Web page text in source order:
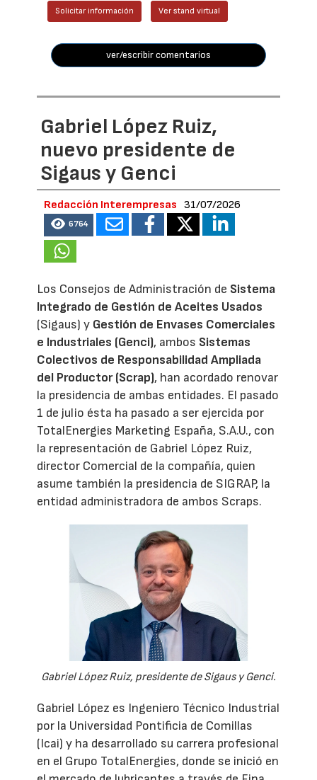
Solicitar información Ver stand virtual
ver/escribir comentarios
Gabriel López Ruiz,
nuevo presidente de
Sigaus y Genci
Redacción Interempresas 31/07/2026
6764
Los Consejos de Administración de Sistema
Integrado de Gestión de Aceites Usados
(Sigaus) y Gestión de Envases Comerciales
e Industriales (Genci), ambos Sistemas
Colectivos de Responsabilidad Ampliada
del Productor (Scrap), han acordado renovar
la presidencia de ambas entidades. El pasado
1 de julio ésta ha pasado a ser ejercida por
TotalEnergies Marketing España, S.A.U., con
la representación de Gabriel López Ruiz,
director Comercial de la compañía, quien
asume también la presidencia de SIGRAP, la
entidad administradora de ambos Scraps.
Gabriel López Ruiz, presidente de Sigaus y Genci.
Gabriel López es Ingeniero Técnico Industrial
por la Universidad Pontificia de Comillas
(Icai) y ha desarrollado su carrera profesional
en el Grupo TotalEnergies, donde se inició en